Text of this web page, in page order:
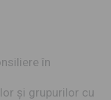
în
și grupurilor cu